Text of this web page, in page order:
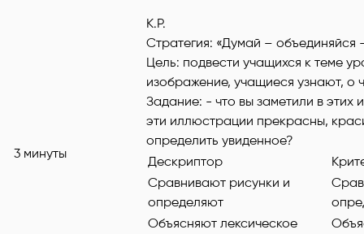
3 минуты
К.Р.
Стратегия: «Думай – объединяйся
Цель: подвести учащихся к теме
изображение, учащиеся узнают, о
Задание: - что вы заметили в этих
эти иллюстрации прекрасны,
определить увиденное?
Дескриптор
Сравнивают рисунки и
определяют
Объясняют лексическое